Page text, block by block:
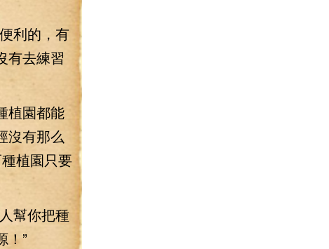
利的，有
有去練習
園都能
沒有那么
植園只要
幫你把種
！”